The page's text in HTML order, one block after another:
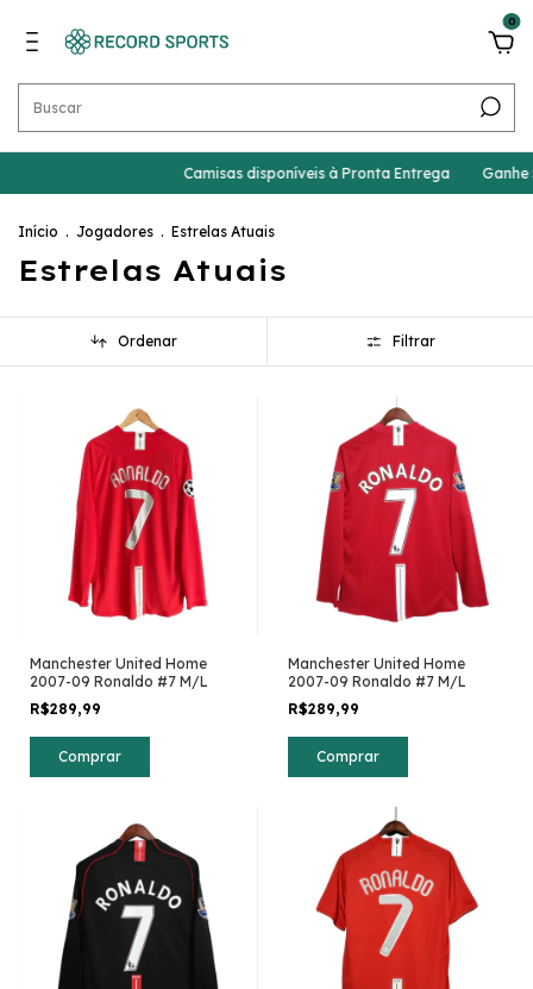
0
Camisas disponíveis à Pronta Entrega Ganhe 5% de
Início . Jogadores . Estrelas Atuais
Estrelas Atuais
Ordenar Filtrar
Manchester United Home
2007-09 Ronaldo #7 M/L
R$289,99
Comprar
Manchester United Home
2007-09 Ronaldo #7 M/L
R$289,99
Comprar